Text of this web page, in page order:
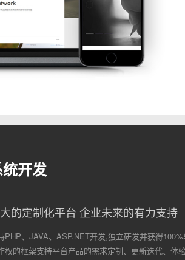
开发
的定制化平台 企业未来的有力支持
PHP、JAVA、ASP.NET开发,独立研发并获得
权的框架支持平台产品的需求定制、更新迭代、体